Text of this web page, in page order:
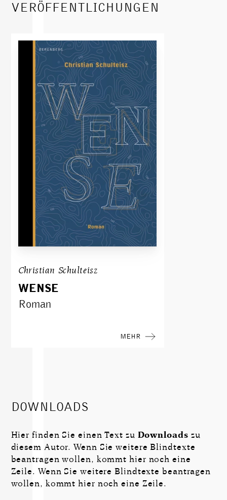
VERÖFFENTLICHUNGEN
Christian Schulteisz
WENSE
Roman
MEHR
DOWNLOADS
Hier finden Sie einen Text zu Downloads zu
diesem Autor. Wenn Sie weitere Blindtexte
beantragen wollen, kommt hier noch eine
Zeile. Wenn Sie weitere Blindtexte beantragen
wollen, kommt hier noch eine Zeile.